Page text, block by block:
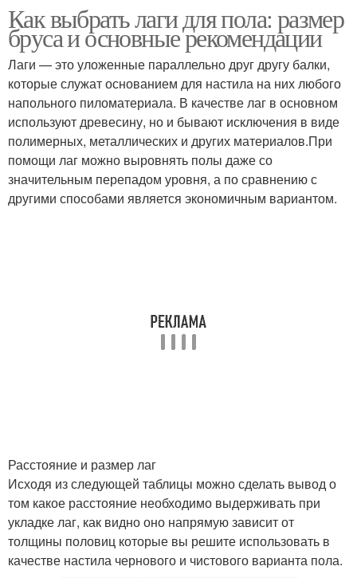
Как выбрать лаги для пола: размер
бруса и основные рекомендации
Лаги — это уложенные параллельно друг другу балки,
которые служат основанием для настила на них любого
напольного пиломатериала. В качестве лаг в основном
используют древесину, но и бывают исключения в виде
полимерных, металлических и других материалов.При
помощи лаг можно выровнять полы даже со
значительным перепадом уровня, а по сравнению с
другими способами является экономичным вариантом.
Расстояние и размер лаг
Исходя из следующей таблицы можно сделать вывод о
том какое расстояние необходимо выдерживать при
укладке лаг, как видно оно напрямую зависит от
толщины половиц которые вы решите использовать в
качестве настила чернового и чистового варианта пола.